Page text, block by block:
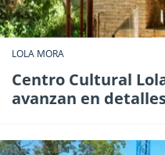
LOLA MORA
Centro Cultural
avanzan en